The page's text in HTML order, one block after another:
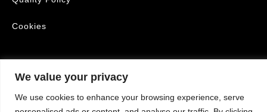
We value your privacy
We use cookies to enhance your browsing experience, serve
Cookies